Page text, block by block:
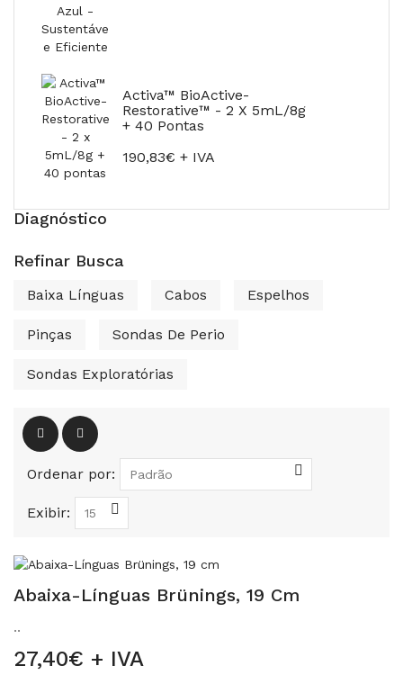
Activa™ BioActive-
Restorative™ - 2 X 5mL/8g
+ 40 Pontas
190,83€ + IVA
Diagnóstico
Refinar Busca
Baixa Línguas Cabos Espelhos
Pinças Sondas De Perio
Sondas Exploratórias
Ordenar por:
Exibir:
Abaixa-Línguas Brünings, 19 Cm
..
27,40€ + IVA